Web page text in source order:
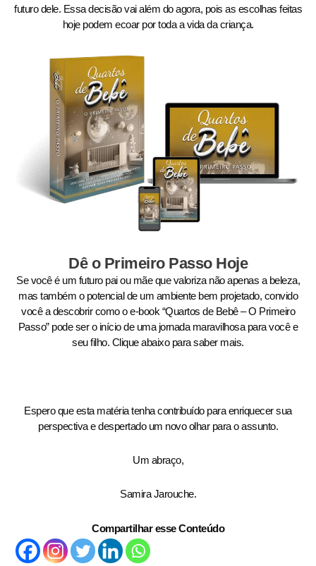
futuro dele. Essa decisão vai além do agora, pois as escolhas feitas
hoje podem ecoar por toda a vida da criança.
Dê o Primeiro Passo Hoje
Se você é um futuro pai ou mãe que valoriza não apenas a beleza,
mas também o potencial de um ambiente bem projetado, convido
você a descobrir como o e-book “Quartos de Bebê – O Primeiro
Passo” pode ser o início de uma jornada maravilhosa para você e
seu filho. Clique abaixo para saber mais.
Espero que esta matéria tenha contribuído para enriquecer sua
perspectiva e despertado um novo olhar para o assunto.
Um abraço,
Samira Jarouche.
Compartilhar esse Conteúdo